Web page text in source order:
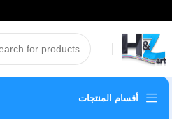
أقسام المنتجات